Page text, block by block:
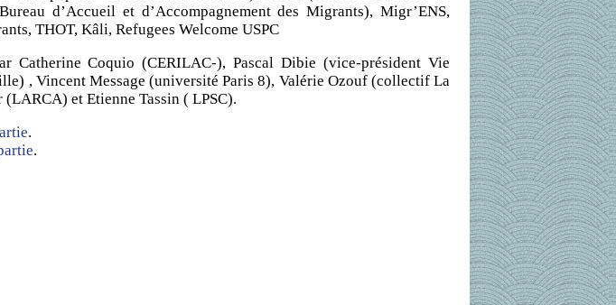
d’Accueil et d’Accompagnement des Migrants), Migr’ENS,
THOT, Kâli, Refugees Welcome USPC
Catherine Coquio (CERILAC-), Pascal Dibie (vice-président Vie
, Vincent Message (université Paris 8), Valérie Ozouf (collectif La
et Etienne Tassin ( LPSC).
.
.